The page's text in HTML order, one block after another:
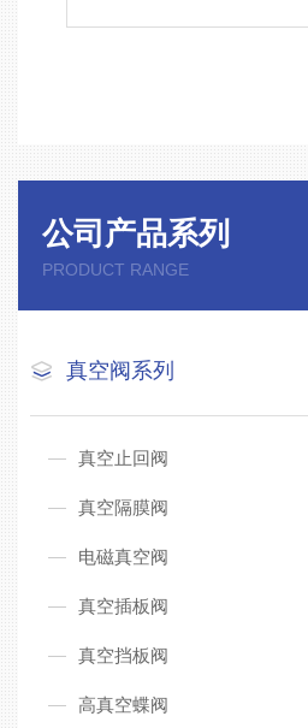
公司产品系列
PRODUCT RANGE
真空阀系列
真空止回阀
真空隔膜阀
电磁真空阀
真空插板阀
真空挡板阀
高真空蝶阀